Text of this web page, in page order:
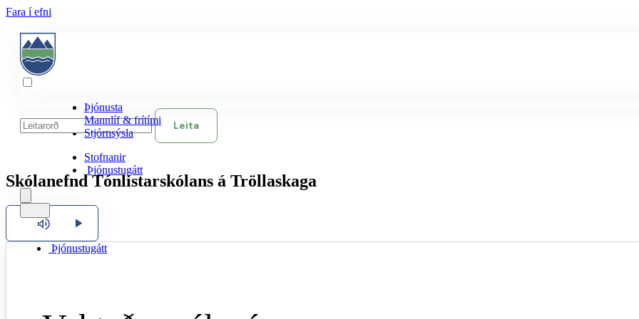
Fara í efni
Þjónusta
Mannlíf & frítími
Stjórnsýsla
Stofnanir
Þjónustugátt
Þjónustugátt
Leita
Skólanefnd Tónlistarskólans á Tröllaskaga
Hlusta